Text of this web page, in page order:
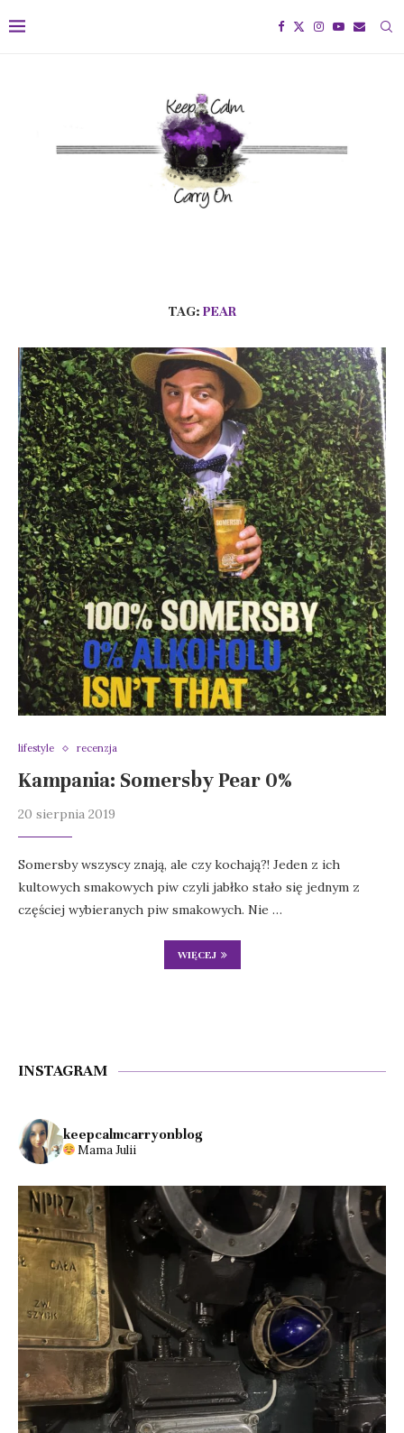
TAG: PEAR
lifestyle recenzja
Kampania: Somersby Pear 0%
20 sierpnia 2019
Somersby wszyscy znają, ale czy kochają?! Jeden z ich
kultowych smakowych piw czyli jabłko stało się jednym z
częściej wybieranych piw smakowych. Nie …
WIĘCEJ
INSTAGRAM
keepcalmcarryonblog
Mama Julii